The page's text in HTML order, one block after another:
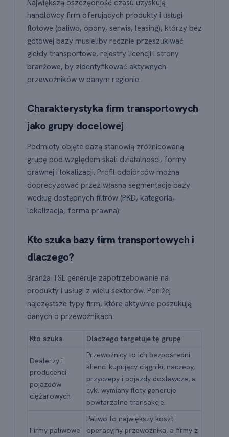
Największą oszczędność czasu uzyskują
handlowcy firm oferujących produkty i usługi
flotowe (paliwo, opony, serwis, leasing), którzy bez
gotowej bazy musieliby ręcznie przeszukiwać
giełdy transportowe, rejestry licencji i strony
branżowe, by zidentyfikować aktywnych
przewoźników w danym regionie.
Charakterystyka firm transportowych
jako grupy docelowej
Podmioty objęte bazą stanowią zróżnicowaną
grupę pod względem skali działalności, formy
prawnej i lokalizacji. Profil odbiorców można
doprecyzować przez własną segmentację bazy
według dostępnych filtrów (PKD, kategoria,
lokalizacja, forma prawna).
Kto szuka bazy firm transportowych i
dlaczego?
Branża TSL generuje zapotrzebowanie na
produkty i usługi z wielu sektorów. Poniżej
najczęstsze typy firm, które aktywnie poszukują
danych o przewoźnikach.
Kto szuka Dlaczego targetuje tę grupę
Dealerzy i
producenci
pojazdów
ciężarowych
Przewoźnicy to ich bezpośredni
klienci kupujący ciągniki, naczepy,
przyczepy i pojazdy dostawcze, a
cykl wymiany floty generuje
powtarzalne transakcje.
Firmy paliwowe
Paliwo to największy koszt
operacyjny przewoźnika, a firmy z